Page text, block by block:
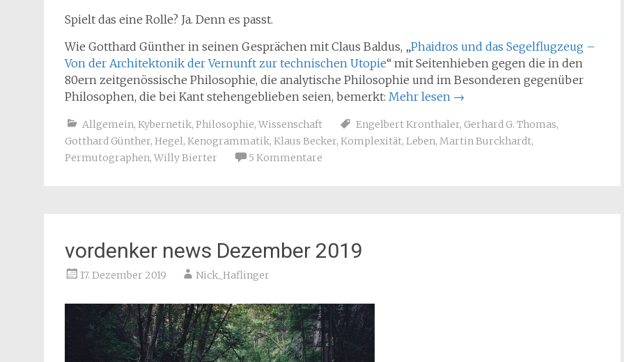
Spielt das eine Rolle? Ja. Denn es passt.
Wie Gotthard Günther in seinen Gesprächen mit Claus Baldus, „Phaidros und das Segelflugzeug –
Von der Architektonik der Vernunft zur technischen Utopie“ mit Seitenhieben gegen die in den
80ern zeitgenössische Philosophie, die analytische Philosophie und im Besonderen gegenüber
Philosophen, die bei Kant stehengeblieben seien, bemerkt: Mehr lesen →
Allgemein, Kybernetik, Philosophie, Wissenschaft Engelbert Kronthaler, Gerhard G. Thomas,
Gotthard Günther, Hegel, Kenogrammatik, Klaus Becker, Komplexität, Leben, Martin Burckhardt,
Permutographen, Willy Bierter 5 Kommentare
vordenker news Dezember 2019
17. Dezember 2019 Nick_Haflinger